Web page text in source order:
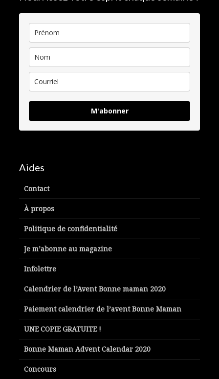
M'abonner
Aides
Contact
À propos
Politique de confidentialité
Je m’abonne au magazine
Infolettre
Calendrier de l’Avent Bonne maman 2020
Paiement calendrier de l’avent Bonne Maman
UNE COPIE GRATUITE !
Bonne Maman Advent Calendar 2020
Concours